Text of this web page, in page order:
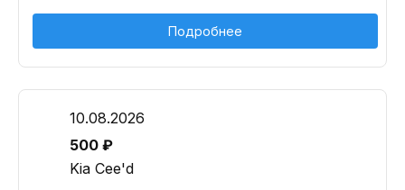
Подробнее
10.08.2026
500 ₽
Kia Cee'd